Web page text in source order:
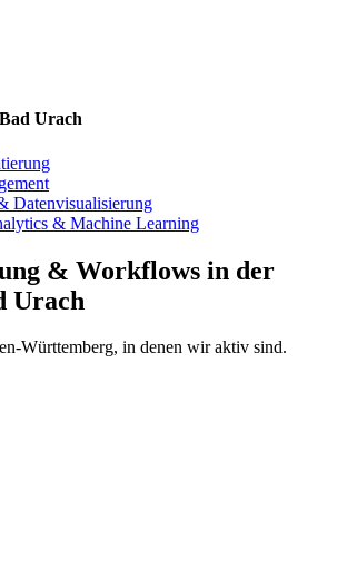
Bad Urach
Datenvisualisierung
& Machine Learning
& Workflows in der
Urach
Württemberg, in denen wir aktiv sind.